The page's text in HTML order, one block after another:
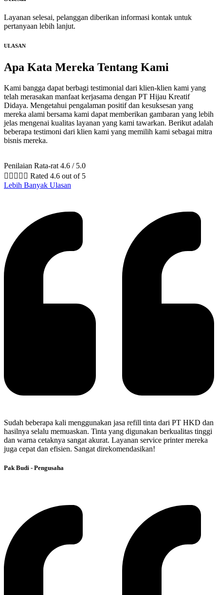
Layanan selesai, pelanggan diberikan informasi kontak untuk
pertanyaan lebih lanjut.
ULASAN
Apa Kata Mereka Tentang Kami
Kami bangga dapat berbagi testimonial dari klien-klien kami yang
telah merasakan manfaat kerjasama dengan PT Hijau Kreatif
Didaya. Mengetahui pengalaman positif dan kesuksesan yang
mereka alami bersama kami dapat memberikan gambaran yang lebih
jelas mengenai kualitas layanan yang kami tawarkan. Berikut adalah
beberapa testimoni dari klien kami yang memilih kami sebagai mitra
bisnis mereka.
Penilaian Rata-rat 4.6 / 5.0
     Rated 4.6 out of 5
Lebih Banyak Ulasan
Sudah beberapa kali menggunakan jasa refill tinta dari PT HKD dan
hasilnya selalu memuaskan. Tinta yang digunakan berkualitas tinggi
dan warna cetaknya sangat akurat. Layanan service printer mereka
juga cepat dan efisien. Sangat direkomendasikan!
Pak Budi - Pengusaha